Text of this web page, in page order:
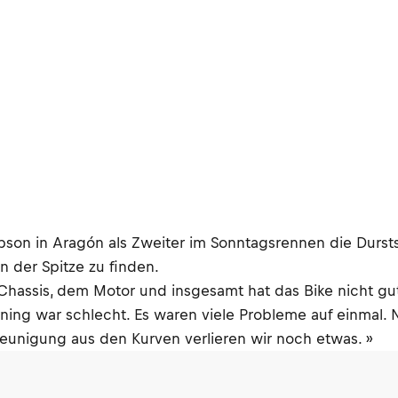
in Aragón als Zweiter im Sonntagsrennen die
der Spitze zu finden.
dem Motor und insgesamt hat das Bike nicht
war schlecht. Es waren viele Probleme auf
aus den Kurven verlieren wir noch etwas. »